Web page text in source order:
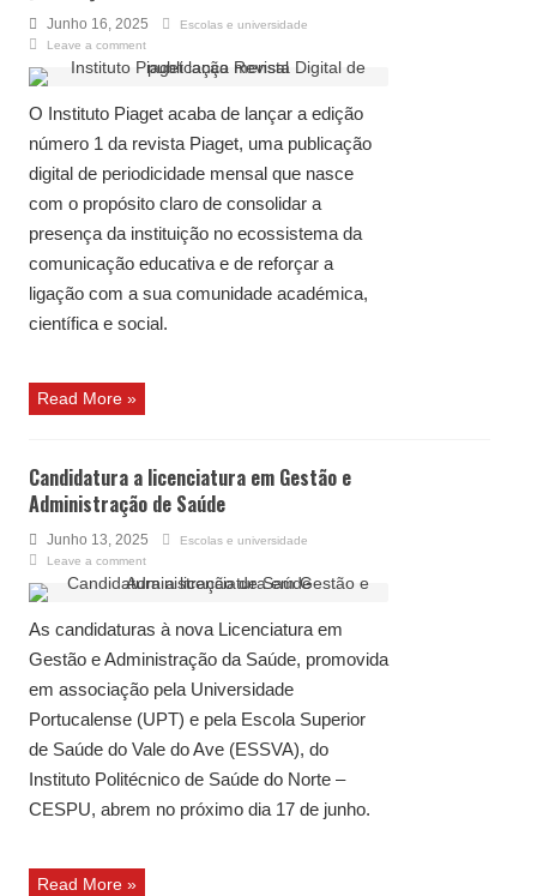
Junho 16, 2025
Escolas e universidade
Leave a comment
O Instituto Piaget acaba de lançar a edição
número 1 da revista Piaget, uma publicação
digital de periodicidade mensal que nasce
com o propósito claro de consolidar a
presença da instituição no ecossistema da
comunicação educativa e de reforçar a
ligação com a sua comunidade académica,
científica e social.
Read More »
Candidatura a licenciatura em Gestão e
Administração de Saúde
Junho 13, 2025
Escolas e universidade
Leave a comment
As candidaturas à nova Licenciatura em
Gestão e Administração da Saúde, promovida
em associação pela Universidade
Portucalense (UPT) e pela Escola Superior
de Saúde do Vale do Ave (ESSVA), do
Instituto Politécnico de Saúde do Norte –
CESPU, abrem no próximo dia 17 de junho.
Read More »